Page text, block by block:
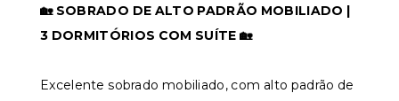
🏡 SOBRADO DE ALTO PADRÃO MOBILIADO |
3 DORMITÓRIOS COM SUÍTE 🏡
Excelente sobrado mobiliado, com alto padrão de